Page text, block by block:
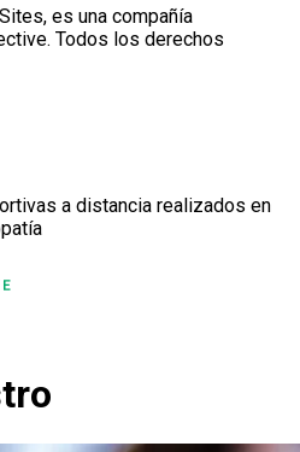
es una compañía
Todos los derechos
a distancia realizados en